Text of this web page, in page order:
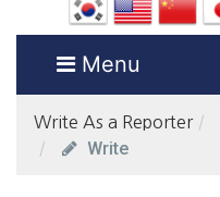
Menu
Write As a Reporter
Write